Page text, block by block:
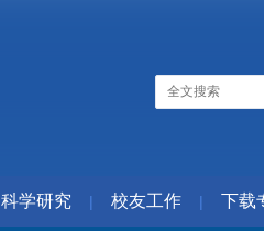
科学研究 | 校友工作 | 下载